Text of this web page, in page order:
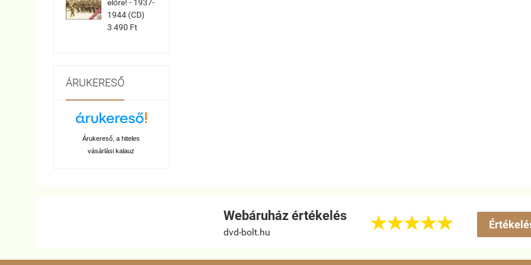
előre! - 1937-
1944 (CD)
3 490 Ft
ÁRUKERESŐ
Árukereső, a hiteles
vásárlási kalauz
Webáruház értékelés
dvd-bolt.hu
